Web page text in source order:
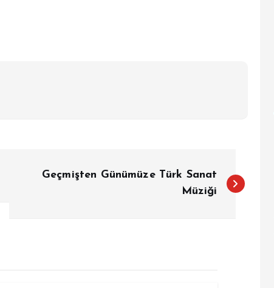
Geçmişten Günümüze Türk Sanat
Müziği